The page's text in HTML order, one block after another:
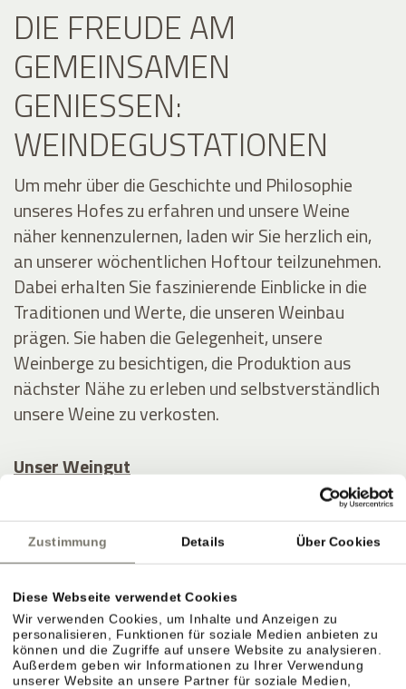
Zustimmung Details Über Cookies
Diese Webseite verwendet Cookies
Wir verwenden Cookies, um Inhalte und Anzeigen zu
personalisieren, Funktionen für soziale Medien anbieten zu
können und die Zugriffe auf unsere Website zu analysieren.
Außerdem geben wir Informationen zu Ihrer Verwendung
unserer Website an unsere Partner für soziale Medien,
DIE FREUDE AM
GEMEINSAMEN
GENIESSEN: W
EINDEGUSTATIONEN
Um mehr über die Geschichte und Philosophie
unseres Hofes zu erfahren und unsere Weine
näher kennenzulernen, laden wir Sie herzlich ein,
an unserer wöchentlichen Hoftour teilzunehmen.
Dabei erhalten Sie faszinierende Einblicke in die
Traditionen und Werte, die unseren Weinbau
prägen. Sie haben die Gelegenheit, unsere
Weinberge zu besichtigen, die Produktion aus
nächster Nähe zu erleben und selbstverständlich
unsere Weine zu verkosten.
Unser Weingut
Verwöhnen Sie Ihre Liebsten mit einem
Geschenkgutschein
vom Stroblhof – gerne auch
mit einer Weinverkostung und/oder einem
Abendessen – oder schenken Sie sich selbst ein
Last-Minute-Erlebnisoder einPaket im Angebot